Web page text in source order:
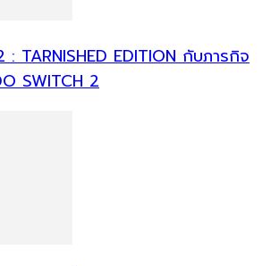
: TARNISHED EDITION กับภารกิจ
SWITCH 2